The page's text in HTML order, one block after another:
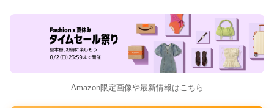
Amazon限定画像や最新情報はこちら